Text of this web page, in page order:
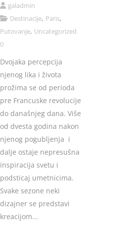
galadmin
Destinacije, Paris,
Putovanje, Uncategorized
0
Dvojaka percepcija
njenog lika i života
prožima se od perioda
pre Francuske revolucije
do današnjeg dana. Više
od dvesta godina nakon
njenog pogubljenja i
dalje ostaje nepresušna
inspiracija svetu i
podsticaj umetnicima.
Svake sezone neki
dizajner se predstavi
kreacijom...